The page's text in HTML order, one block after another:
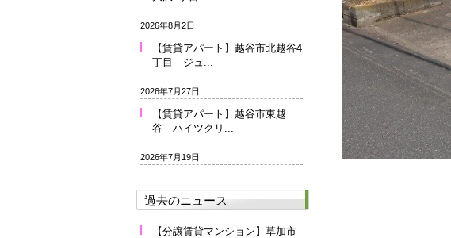
2026年8月2日
【賃貸アパート】越谷市北越谷4
丁目 ジュ...
2026年7月27日
【賃貸アパート】越谷市東越
谷 ハイツクリ...
2026年7月19日
過去のニュース
【分譲賃貸マンション】草加市